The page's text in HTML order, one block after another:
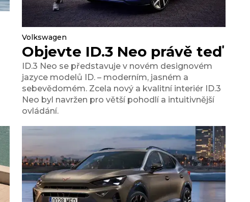
Volkswagen
Objevte ID.3 Neo právě teď
ID.3 Neo se představuje v novém designovém
jazyce modelů ID. – moderním, jasném a
sebevědomém. Zcela nový a kvalitní interiér ID.3
Neo byl navržen pro větší pohodlí a intuitivnější
ovládání.